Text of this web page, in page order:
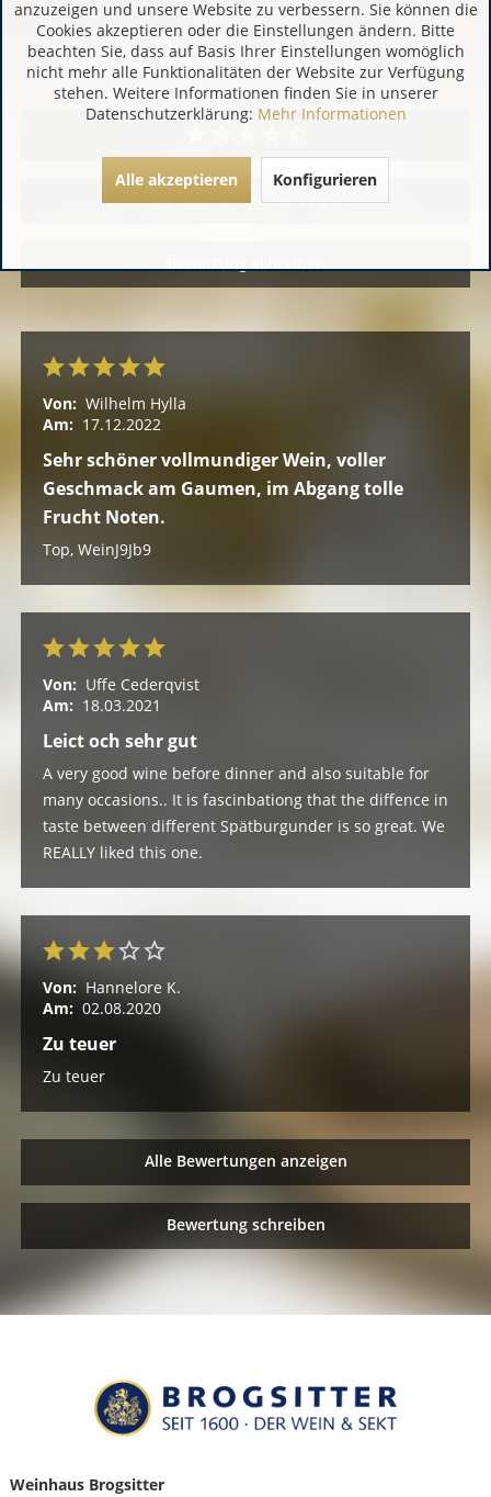
Kundenbewertungen (39)
Alle Bewertungen anzeigen
Von: Wilhelm Hylla
Am: 17.12.2022
Sehr schöner vollmundiger Wein, voller
Geschmack am Gaumen, im Abgang tolle
Frucht Noten.
Top, WeinJ9Jb9
Von: Uffe Cederqvist
Am: 18.03.2021
Leict och sehr gut
A very good wine before dinner and also suitable for
many occasions.. It is fascinbationg that the diffence in
taste between different Spätburgunder is so great. We
REALLY liked this one.
Von: Hannelore K.
Am: 02.08.2020
Zu teuer
Zu teuer
Alle Bewertungen anzeigen
Bewertung schreiben
Weinhaus Brogsitter
anzuzeigen und unsere Website zu verbessern. Sie können die
Cookies akzeptieren oder die Einstellungen ändern. Bitte
beachten Sie, dass auf Basis Ihrer Einstellungen womöglich
nicht mehr alle Funktionalitäten der Website zur Verfügung
stehen. Weitere Informationen finden Sie in unserer
Datenschutzerklärung: Mehr Informationen
Alle akzeptieren Konfigurieren